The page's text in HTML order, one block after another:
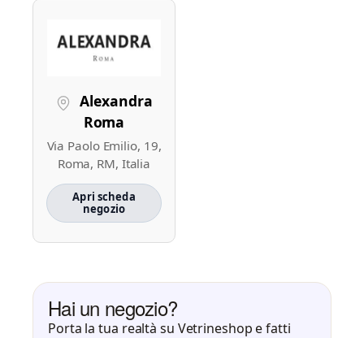
Alexandra
Roma
Via Paolo Emilio, 19,
Roma, RM, Italia
Apri scheda
negozio
Hai un negozio?
Porta la tua realtà su Vetrineshop e fatti